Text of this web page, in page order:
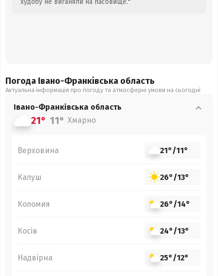
худобу не виганяли на пасовище."
Погода Івано-Франківська область
Актуальна інформація про погоду та атмосферні умови на сьогодні
Івано-Франківська область
21° 11° Хмарно
Верховина 21°/11°
Калуш 26°/13°
Коломия 26°/14°
Косів 24°/13°
Надвірна 25°/12°